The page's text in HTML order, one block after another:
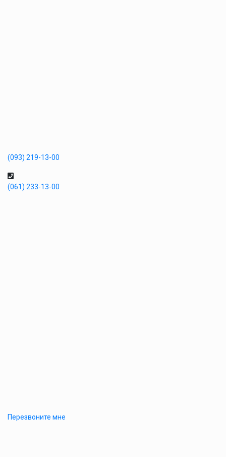
(093) 219-13-00
(061) 233-13-00
Перезвоните мне